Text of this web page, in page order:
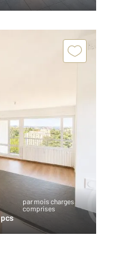
par mois charges
comprises